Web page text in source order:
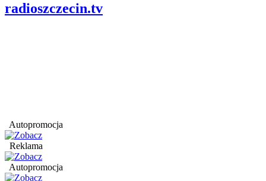
radioszczecin.tv
Autopromocja
Reklama
Autopromocja